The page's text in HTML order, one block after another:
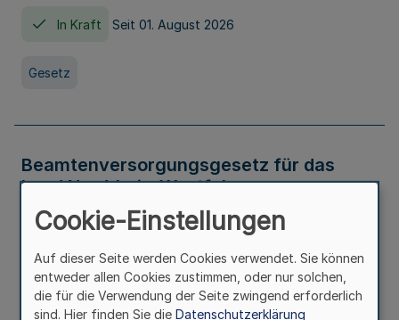
In Kraft Seit 01. August 2026
Gesetz
Beamtenversorgungsgesetz für das
Land Nordrhein-Westfalen
(Landesbeamtenversorgungsgesetz -
LBeamtVG NRW)
In Kraft Seit 01. Juli 2016
Cookie-Einstellungen
Auf dieser Seite werden Cookies verwendet. Sie können
entweder allen Cookies zustimmen, oder nur solchen,
die für die Verwendung der Seite zwingend erforderlich
sind. Hier finden Sie die Datenschutzerklärung